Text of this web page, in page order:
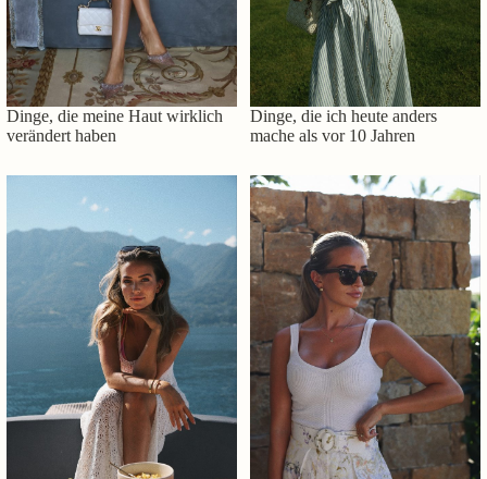
Dinge, die meine Haut wirklich
verändert haben
Dinge, die ich heute anders
mache als vor 10 Jahren